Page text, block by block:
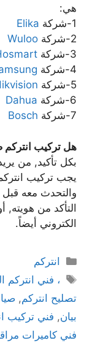
هي:
1-شركة
Elika
2-شركة
Wuloo
3-شركة
4-شركة
5-شركة
6-شركة
Dahua
7-شركة
Bosch
هل تركيب
بكل تأكيد, من
يجب تركيب
والتحدث معه قبل
التأكد من
الكتروني أيضاً.
انتركم
، فني انتركم
تصليح انتركم,
بيان, فني تركيب
فني كاميرات